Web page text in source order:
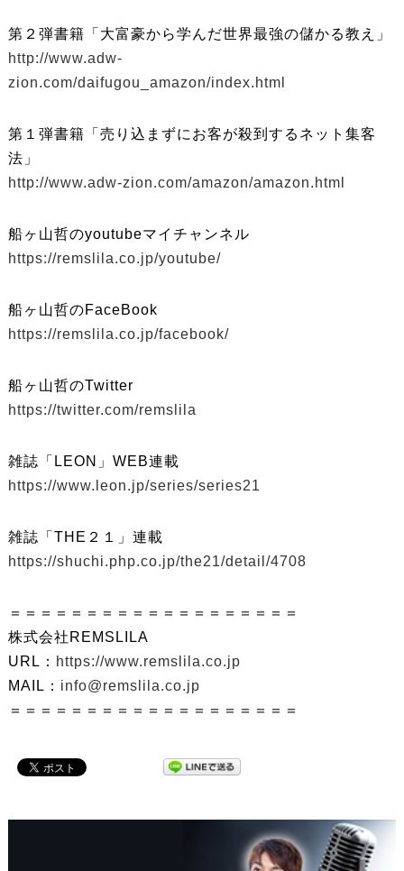
第２弾書籍「大富豪から学んだ世界最強の儲かる教え」
http://www.adw-
zion.com/daifugou_amazon/index.html
第１弾書籍「売り込まずにお客が殺到するネット集客
法」
http://www.adw-zion.com/amazon/amazon.html
船ヶ山哲のyoutubeマイチャンネル
https://remslila.co.jp/youtube/
船ヶ山哲のFaceBook
https://remslila.co.jp/facebook/
船ヶ山哲のTwitter
https://twitter.com/remslila
雑誌「LEON」WEB連載
https://www.leon.jp/series/series21
雑誌「THE２１」連載
https://shuchi.php.co.jp/the21/detail/4708
＝＝＝＝＝＝＝＝＝＝＝＝＝＝＝＝＝＝＝
株式会社REMSLILA
URL： https://www.remslila.co.jp
MAIL： info@remslila.co.jp
＝＝＝＝＝＝＝＝＝＝＝＝＝＝＝＝＝＝＝